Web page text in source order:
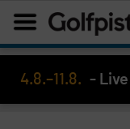
4.8.–11.8. -